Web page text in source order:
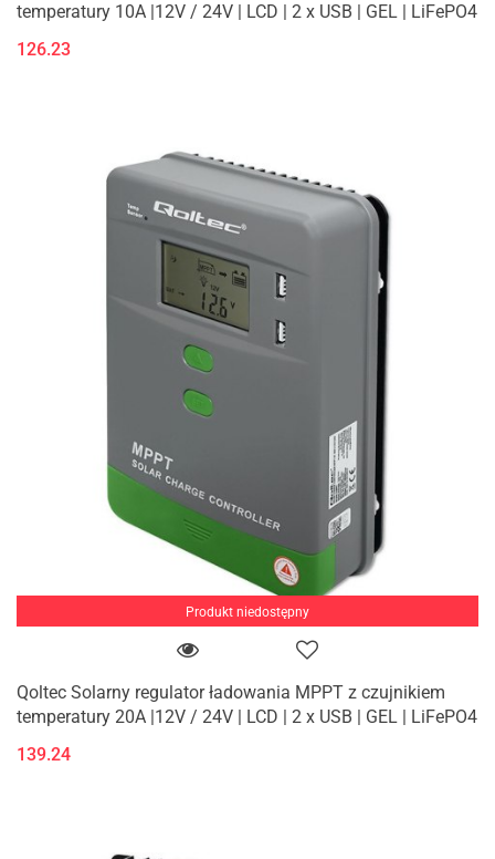
temperatury 10A |12V / 24V | LCD | 2 x USB | GEL | LiFePO4
126.23
Produkt niedostępny
Qoltec Solarny regulator ładowania MPPT z czujnikiem
temperatury 20A |12V / 24V | LCD | 2 x USB | GEL | LiFePO4
139.24